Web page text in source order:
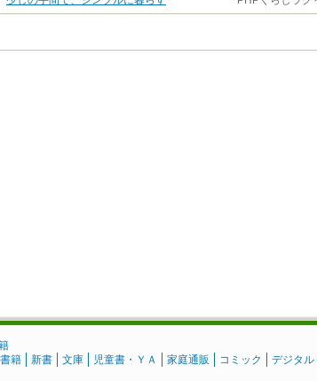
書籍 新書 文庫 児童書・ＹＡ 家庭通販 コミック デジタル